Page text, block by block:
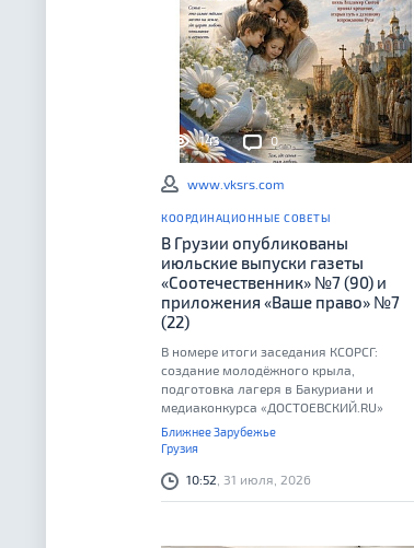
143 0
www.vksrs.com
КООРДИНАЦИОННЫЕ СОВЕТЫ
В Грузии опубликованы
июльские выпуски газеты
«Соотечественник» №7 (90) и
приложения «Ваше право» №7
(22)
В номере итоги заседания КСОРСГ:
создание молодёжного крыла,
подготовка лагеря в Бакуриани и
медиаконкурса «ДОСТОЕВСКИЙ.RU»
Ближнее Зарубежье
Грузия
10:52 , 31 июля, 2026